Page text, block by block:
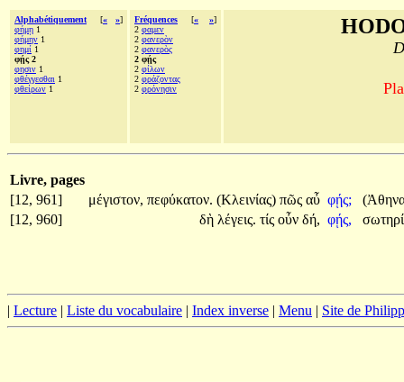
Alphabétiquement [« »]
φήμῃ 1
φήμην 1
φημί 1
φῄς 2
φησιν 1
φθέγγεσθαι 1
φθείρων 1
Fréquences [« »]
2 φαμεν
2 φανερὸν
2 φανερὸς
2 φῄς
2 φίλων
2 φράζοντας
2 φρόνησιν
Livre, pages
[12, 961]
μέγιστον, πεφύκατον. (Κλεινίας) πῶς αὖ φῄς;
[12, 960]
δὴ λέγεις. τίς οὖν δή, φῄς,
| Lecture | Liste du vocabulaire | Index inverse | Menu | Site de